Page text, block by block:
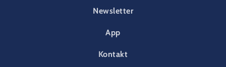
FOOTER-PARK
Newsletter
App
Kontakt